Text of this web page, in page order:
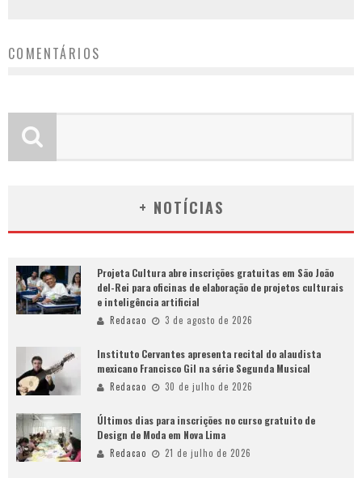
COMENTÁRIOS
+ NOTÍCIAS
Projeta Cultura abre inscrições gratuitas em São João
del-Rei para oficinas de elaboração de projetos culturais
e inteligência artificial
Redacao 3 de agosto de 2026
Instituto Cervantes apresenta recital do alaudista
mexicano Francisco Gil na série Segunda Musical
Redacao 30 de julho de 2026
Últimos dias para inscrições no curso gratuito de
Design de Moda em Nova Lima
Redacao 21 de julho de 2026